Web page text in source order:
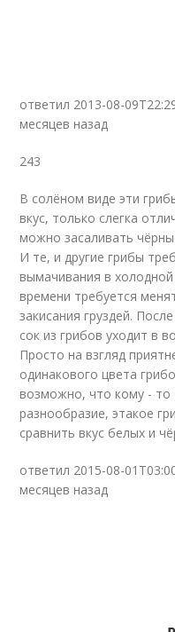
ответил 2013-08-
месяцев назад
243
В солёном виде эти
вкус, только слегка
можно засаливать
И те, и другие грибы
вымачивания в
времени требуется
закисания груздей.
сок из грибов уходит в
Просто на взгляд
одинакового цвета
возможно, что кому - то
разнообразие, этакое
сравнить вкус белых и
ответил 2015-08-
месяцев назад